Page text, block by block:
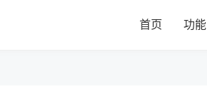
首页 功能